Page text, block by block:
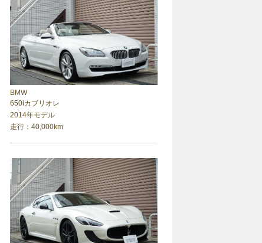
BMW
650iカブリオレ
2014年モデル
走行：40,000km